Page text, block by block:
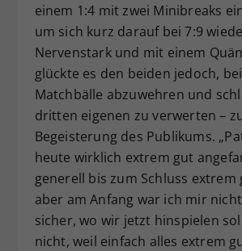
einem 1:4 mit zwei Minibreaks
um sich kurz darauf bei 7:9
Nervenstark und mit einem
glückte es den beiden jedoch,
Matchbälle abzuwehren und
dritten eigenen zu verwerten –
Begeisterung des Publikums.
heute wirklich extrem gut
generell bis zum Schluss extrem
aber am Anfang war ich mir
sicher, wo wir jetzt hinspielen
nicht, weil einfach alles extrem